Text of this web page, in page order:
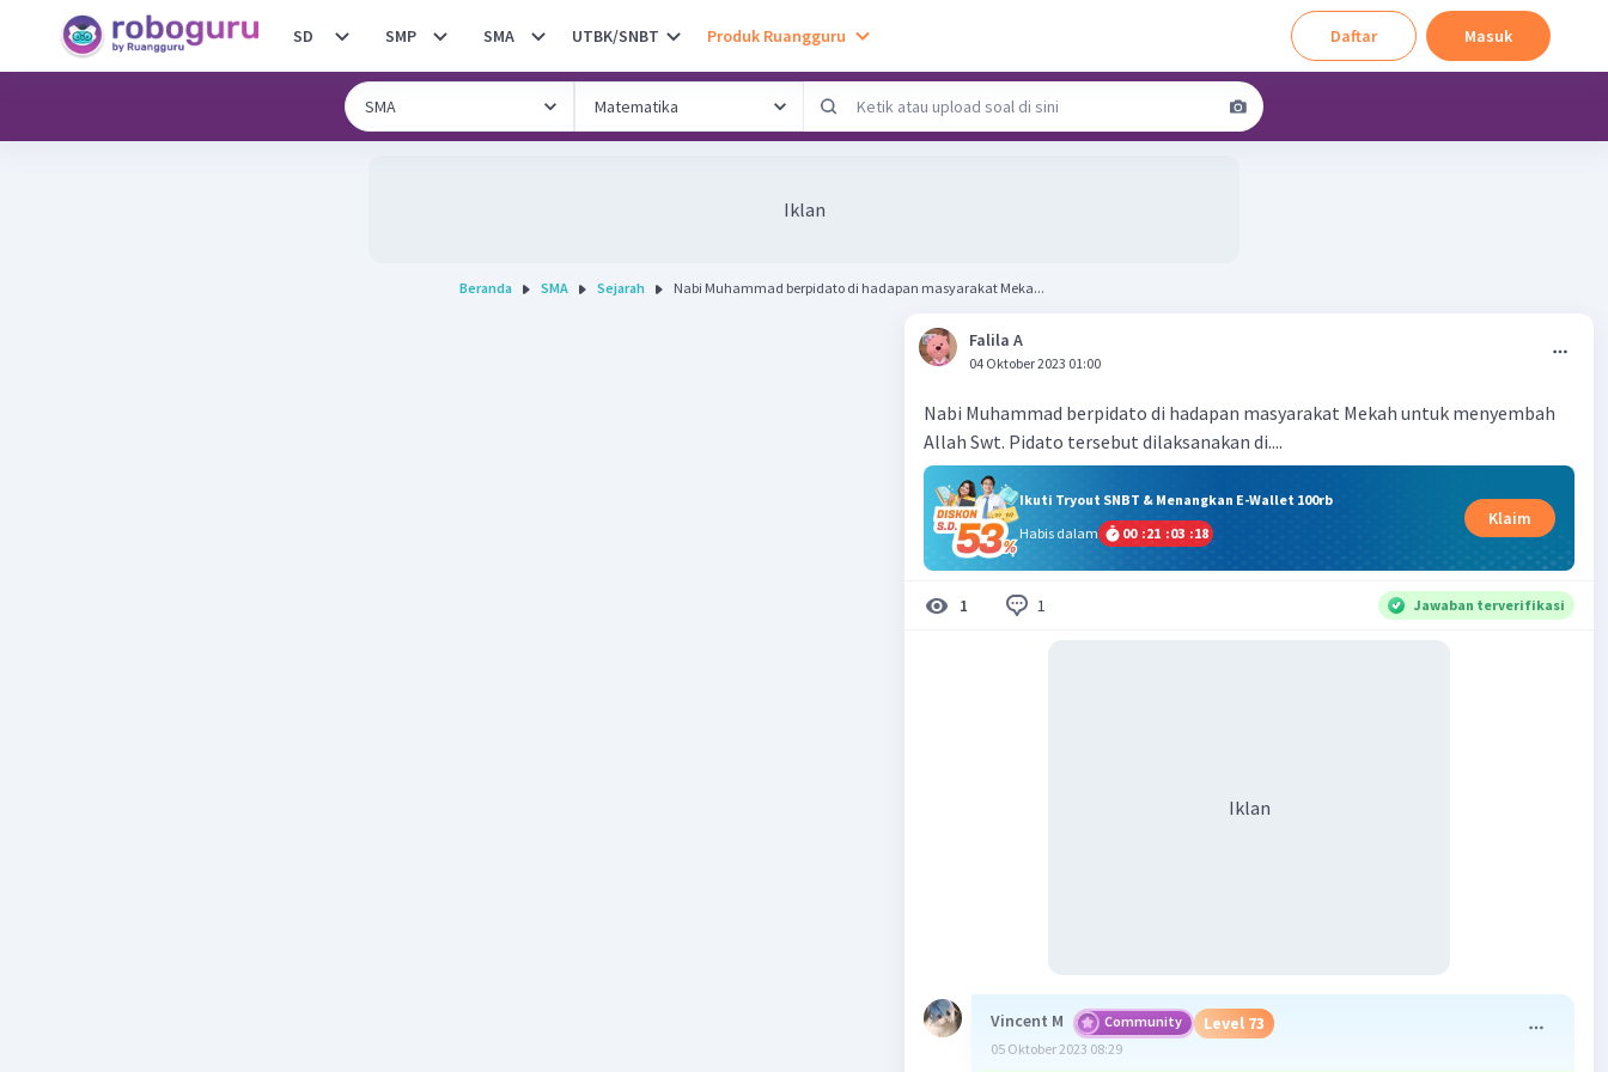
SD SMP SMA UTBK/SNBT Produk Ruangguru Daftar Masuk
Iklan
Beranda SMA Sejarah Nabi Muhammad berpidato di hadapan masyarakat Meka...
Falila A
04 Oktober 2023 01:00
Nabi Muhammad berpidato di hadapan masyarakat Mekah untuk menyembah
Allah Swt. Pidato tersebut dilaksanakan di....
Ikuti Tryout SNBT & Menangkan E-Wallet 100rb
Habis dalam
00 :21 :03 :17
Klaim
1 1 Jawaban terverifikasi
Iklan
Vincent M Community Level 73
05 Oktober 2023 08:29